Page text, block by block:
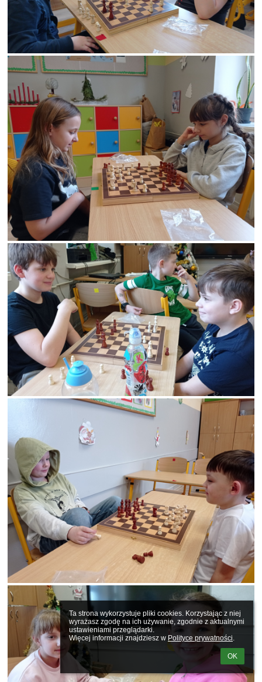
Ta strona wykorzystuje pliki cookies. Korzystając z niej
wyrażasz zgodę na ich używanie, zgodnie z aktualnymi
ustawieniami przeglądarki.
Więcej informacji znajdziesz w Polityce prywatności.
OK